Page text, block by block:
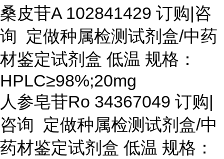
桑皮苷A 102841429 订购|咨
询 定做种属检测试剂盒/中药
材鉴定试剂盒 低温 规格：
HPLC≥98%;20mg
人参皂苷Ro 34367049 订购|
咨询 定做种属检测试剂盒/中
药材鉴定试剂盒 低温 规格：